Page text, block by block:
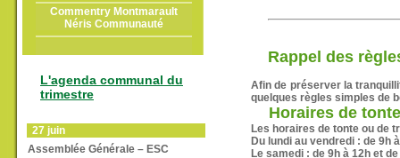
Commentry Montmarault
Néris Communauté
Rappel des
Afin de préserver la
quelques règles simples de
Horaires de
Les horaires de tonte ou de
Du lundi au vendredi : de 9h
Le samedi : de 9h à 12h et
L'agenda communal du
trimestre
27 juin
Assemblée Générale – ESC